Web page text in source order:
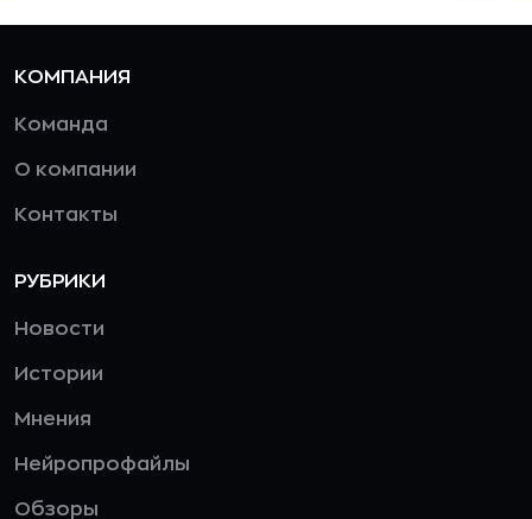
КОМПАНИЯ
Команда
О компании
Контакты
РУБРИКИ
Новости
Истории
Мнения
Нейропрофайлы
Обзоры